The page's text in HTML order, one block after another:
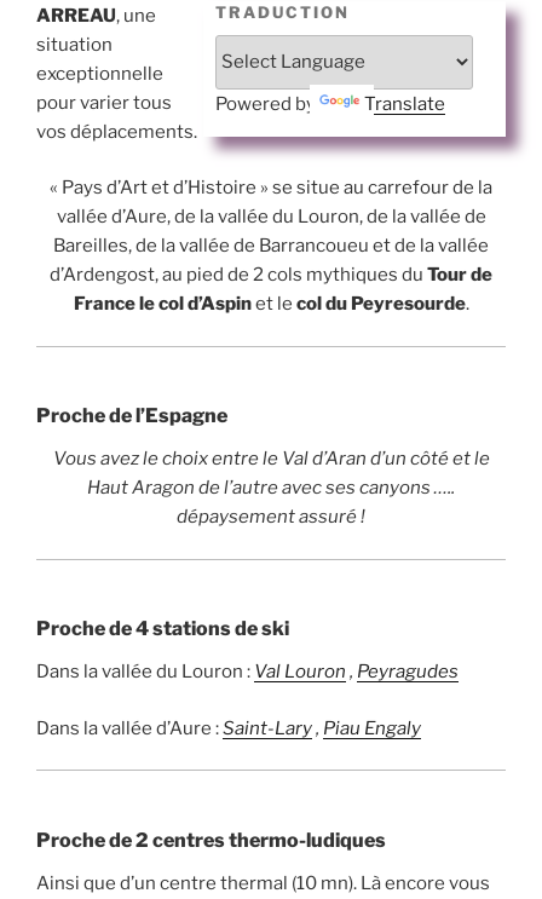
TRADUCTION
Powered by Translate
ARREAU, une
situation
exceptionnelle
pour varier tous
vos déplacements.
« Pays d’Art et d’Histoire » se situe au carrefour de la
vallée d’Aure, de la vallée du Louron, de la vallée de
Bareilles, de la vallée de Barrancoueu et de la vallée
d’Ardengost, au pied de 2 cols mythiques du Tour de
France le col d’Aspinet le col du Peyresourde.
Proche de l’Espagne
Vous avez le choix entre le Val d’Aran d’un côté et le
Haut Aragon de l’autre avec ses canyons …..
dépaysement assuré !
Proche de 4 stations de ski
Dans la vallée du Louron : Val Louron , Peyragudes
Dans la vallée d’Aure :Saint-Lary, Piau Engaly
Proche de 2 centres thermo-ludiques
Ainsi que d’un centre thermal (10 mn). Là encore vous